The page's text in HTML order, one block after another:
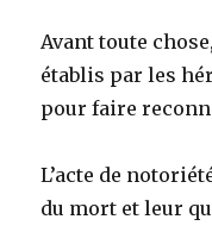
Avant toute
établis par les
pour faire
L’acte de
du mort et leur